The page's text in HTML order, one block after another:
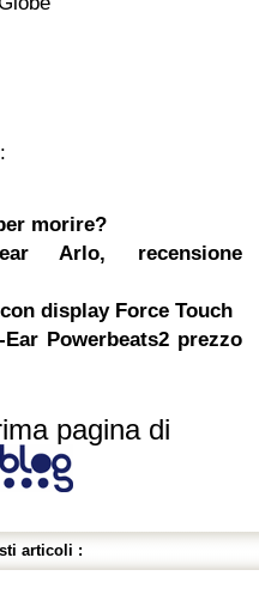
morire?
Arlo, recensione
display Force Touch
Powerbeats2 prezzo
pagina di
articoli :